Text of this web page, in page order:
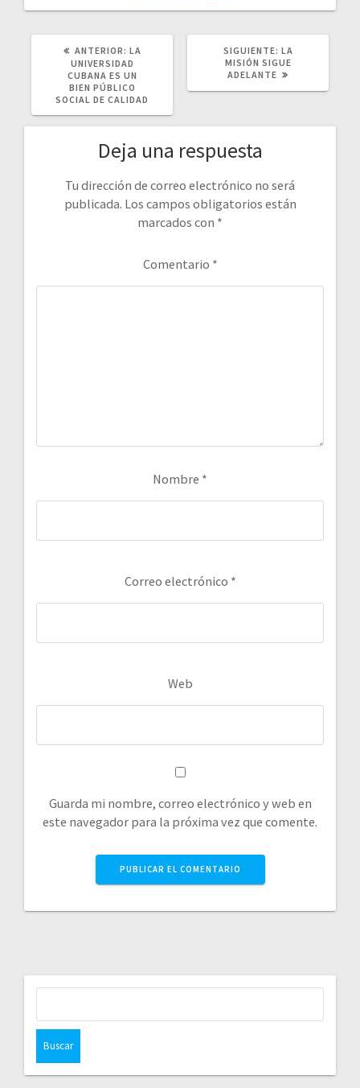
ANTERIOR: POST
ANTERIOR:
LA
UNIVERSIDAD
CUBANA ES UN
BIEN PÚBLICO
SOCIAL DE CALIDAD
SIGUIENTE: SIGUIENTE
POST:
LA
MISIÓN SIGUE
ADELANTE
Deja una respuesta
Tu dirección de correo electrónico no será
publicada. Los campos obligatorios están
marcados con *
Comentario *
Nombre *
Correo electrónico *
Web
Guarda mi nombre, correo electrónico y web en
este navegador para la próxima vez que comente.